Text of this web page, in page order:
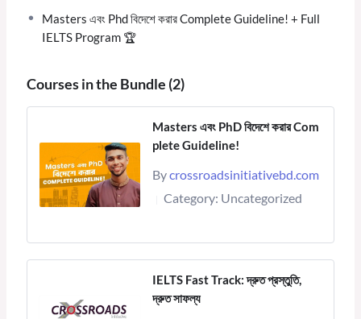
Masters এবং Phd বিদেশে করার Complete Guideline! + Full
IELTS Program 🏆
Courses in the Bundle (2)
Masters এবং PhD বিদেশে করার Com
plete Guideline!
Bycrossroadsinitiativebd.com
Category: Uncategorized
IELTS Fast Track: দ্রুত প্রস্তুতি,
দ্রুত সাফল্য